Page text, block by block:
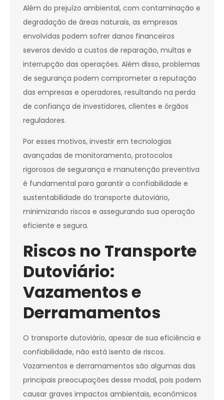
Além do prejuízo ambiental, com contaminação e
degradação de áreas naturais, as empresas
envolvidas podem sofrer danos financeiros
severos devido a custos de reparação, multas e
interrupção das operações. Além disso, problemas
de segurança podem comprometer a reputação
das empresas e operadores, resultando na perda
de confiança de investidores, clientes e órgãos
reguladores.
Por esses motivos, investir em tecnologias
avançadas de monitoramento, protocolos
rigorosos de segurança e manutenção preventiva
é fundamental para garantir a confiabilidade e
sustentabilidade do transporte dutoviário,
minimizando riscos e assegurando sua operação
eficiente e segura.
Riscos no Transporte
Dutoviário:
Vazamentos e
Derramamentos
O transporte dutoviário, apesar de sua eficiência e
confiabilidade, não está isento de riscos.
Vazamentos e derramamentos são algumas das
principais preocupações desse modal, pois podem
causar graves impactos ambientais, econômicos